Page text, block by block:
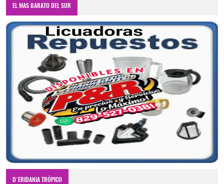
EL MAS BARATO DEL SUR
D´ERIDANIA TRÓPICO